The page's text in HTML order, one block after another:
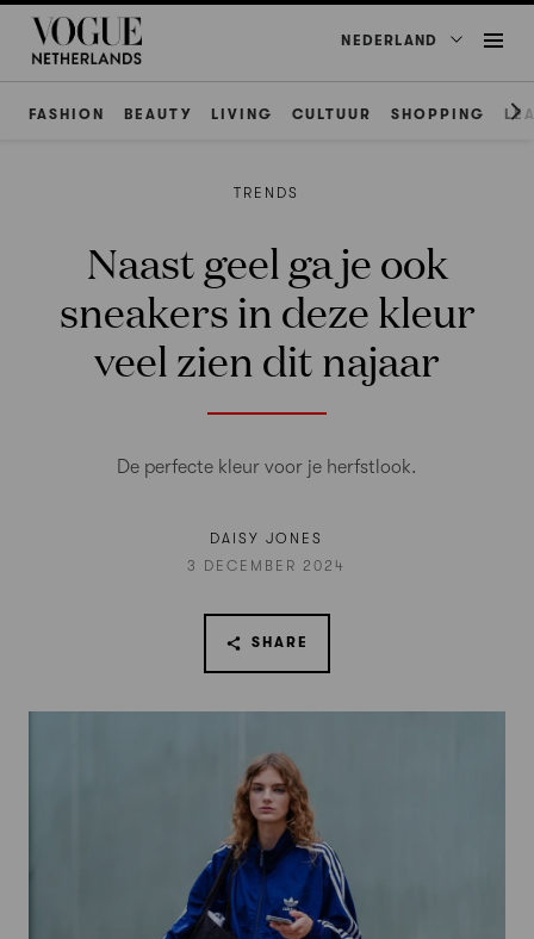
NEDERLAND
FASHION BEAUTY LIVING CULTUUR SHOPPING
TRENDS
Naast geel ga je ook
sneakers in deze kleur
veel zien dit najaar
De perfecte kleur voor je herfstlook.
DAISY JONES
3 DECEMBER 2024
SHARE